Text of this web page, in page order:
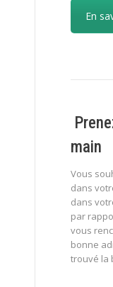
En
main
Vous
dans
dans
par
vous
bonne
trouvé la